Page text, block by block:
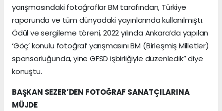
yarışmasındaki fotoğraflar BM tarafından, Türkiye
raporunda ve tüm dünyadaki yayınlarında kullanılmıştı.
Ödül ve sergileme töreni, 2022 yılında Ankara’da yapılan
‘Göç’ konulu fotoğraf yarışmasını BM (Birleşmiş Milletler)
sponsorluğunda, yine GFSD işbirliğiyle düzenledik” diye
konuştu.
BAŞKAN SEZER’DEN FOTOĞRAF SANATÇILARINA
MÜJDE